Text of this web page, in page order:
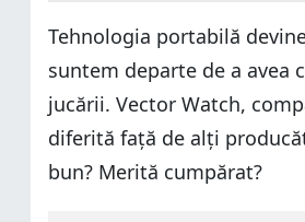
Tehnologia portabilă
suntem departe de a
jucării. Vector Watch,
diferită față de alți
bun? Merită cumpărat?